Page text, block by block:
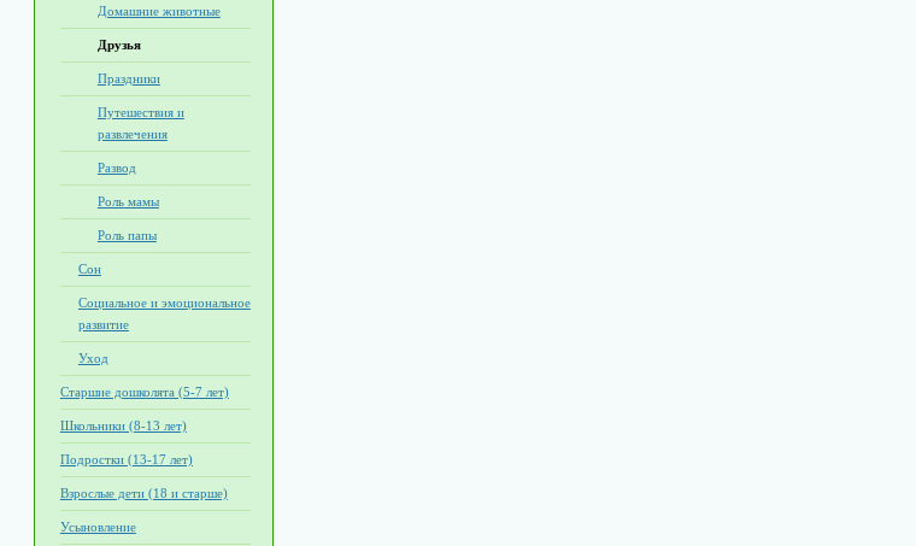
Домашние животные
Друзья
Праздники
Путешествия и
развлечения
Развод
Роль мамы
Роль папы
Сон
Социальное и эмоциональное
развитие
Уход
Старшие дошколята (5-7 лет)
Школьники (8-13 лет)
Подростки (13-17 лет)
Взрослые дети (18 и старше)
Усыновление